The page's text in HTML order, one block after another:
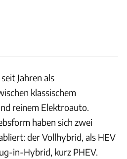
Jahren als
klassischem
reinem Elektroauto.
haben sich zwei
der Vollhybrid, als HEV
in-Hybrid, kurz PHEV.